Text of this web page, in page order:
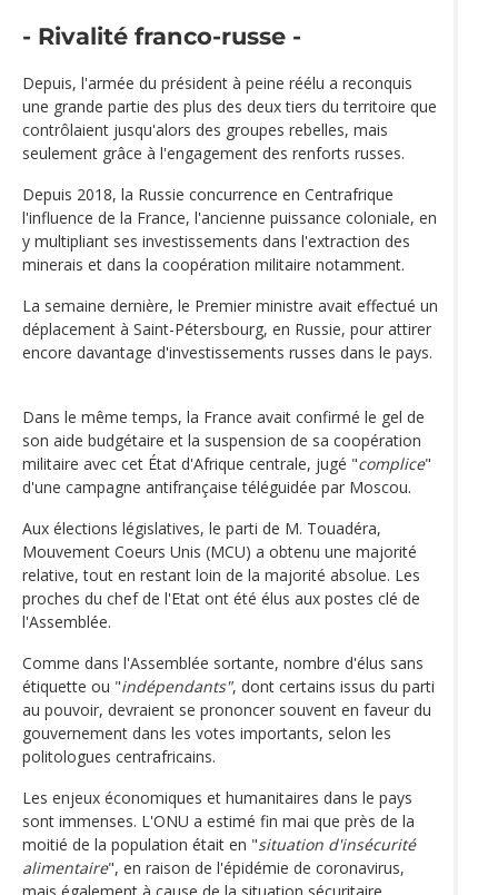
- Rivalité franco-russe -
Depuis, l'armée du président à peine réélu a reconquis
une grande partie des plus des deux tiers du territoire que
contrôlaient jusqu'alors des groupes rebelles, mais
seulement grâce à l'engagement des renforts russes.
Depuis 2018, la Russie concurrence en Centrafrique
l'influence de la France, l'ancienne puissance coloniale, en
y multipliant ses investissements dans l'extraction des
minerais et dans la coopération militaire notamment.
La semaine dernière, le Premier ministre avait effectué un
déplacement à Saint-Pétersbourg, en Russie, pour attirer
encore davantage d'investissements russes dans le pays.
Dans le même temps, la France avait confirmé le gel de
son aide budgétaire et la suspension de sa coopération
militaire avec cet État d'Afrique centrale, jugé "complice"
d'une campagne antifrançaise téléguidée par Moscou.
Aux élections législatives, le parti de M. Touadéra,
Mouvement Coeurs Unis (MCU) a obtenu une majorité
relative, tout en restant loin de la majorité absolue. Les
proches du chef de l'Etat ont été élus aux postes clé de
l'Assemblée.
Comme dans l'Assemblée sortante, nombre d'élus sans
étiquette ou "indépendants", dont certains issus du parti
au pouvoir, devraient se prononcer souvent en faveur du
gouvernement dans les votes importants, selon les
politologues centrafricains.
Les enjeux économiques et humanitaires dans le pays
sont immenses. L'ONU a estimé fin mai que près de la
moitié de la population était en "situation d'insécurité
alimentaire", en raison de l'épidémie de coronavirus,